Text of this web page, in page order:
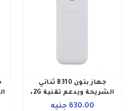
جهاز بتون B310 ثنائي
الشريحة ويدعم تقنية 2G،
لون أبيض
630.00 جنيه